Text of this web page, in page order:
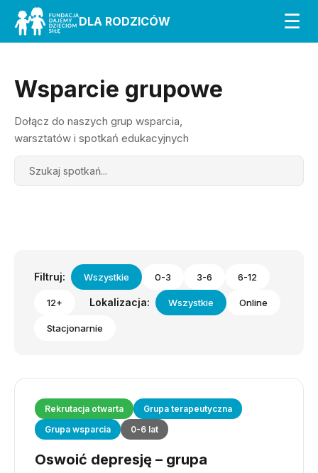
DLA RODZICÓW ☰
Wsparcie grupowe
Dołącz do naszych grup wsparcia,
warsztatów i spotkań edukacyjnych
Search
Filtruj: Wszystkie 0-3 3-6 6-12
12+ Lokalizacja: Wszystkie Online
Stacjonarnie
Rekrutacja otwarta
Grupa terapeutyczna
Grupa wsparcia
0-6 lat
Oswoić depresję – grupa